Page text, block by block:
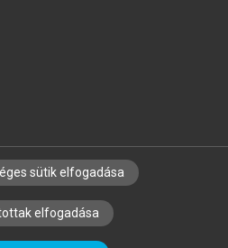
KÖNYVTÁROSOKNAK
LEKTORÁLÁSI ALAPELVEK
sütik elfogadása
elfogadása